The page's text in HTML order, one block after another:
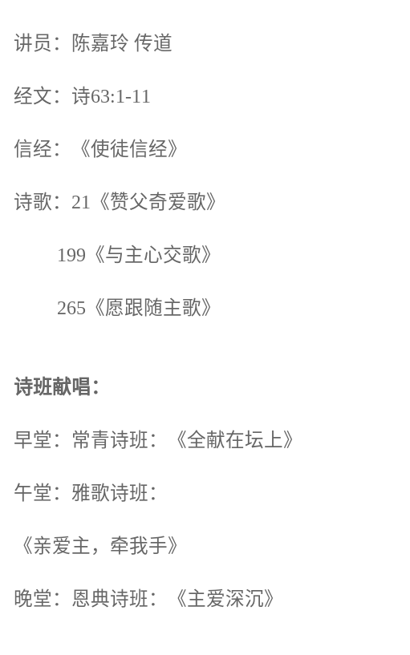
讲员：陈嘉玲 传道
经文：诗63:1-11
信经：《使徒信经》
诗歌：21《赞父奇爱歌》
199《与主心交歌》
265《愿跟随主歌》
诗班献唱：
早堂：常青诗班：《全献在坛上》
午堂：雅歌诗班：
《亲爱主，牵我手》
晚堂：恩典诗班：《主爱深沉》